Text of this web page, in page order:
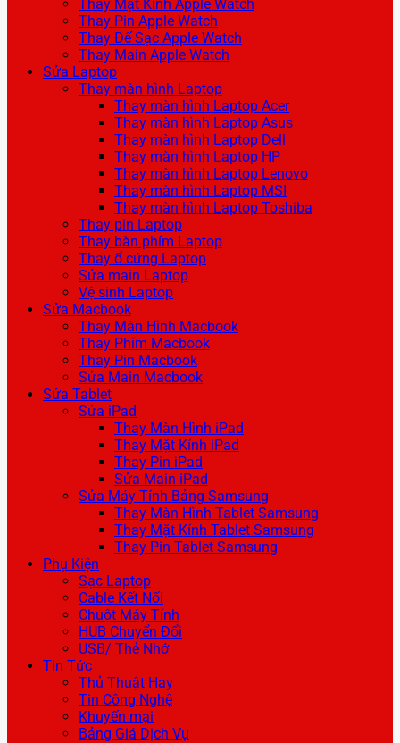
Thay Mặt Kính Apple Watch
Thay Pin Apple Watch
Thay Đế Sạc Apple Watch
Thay Main Apple Watch
Sửa Laptop
Thay màn hình Laptop
Thay màn hình Laptop Acer
Thay màn hình Laptop Asus
Thay màn hình Laptop Dell
Thay màn hình Laptop HP
Thay màn hình Laptop Lenovo
Thay màn hình Laptop MSI
Thay màn hình Laptop Toshiba
Thay pin Laptop
Thay bàn phím Laptop
Thay ổ cứng Laptop
Sửa main Laptop
Vệ sinh Laptop
Sửa Macbook
Thay Màn Hình Macbook
Thay Phím Macbook
Thay Pin Macbook
Sửa Main Macbook
Sửa Tablet
Sửa iPad
Thay Màn Hình iPad
Thay Mặt Kính iPad
Thay Pin iPad
Sửa Main iPad
Sửa Máy Tính Bảng Samsung
Thay Màn Hình Tablet Samsung
Thay Mặt Kính Tablet Samsung
Thay Pin Tablet Samsung
Phụ Kiện
Sạc Laptop
Cable Kết Nối
Chuột Máy Tính
HUB Chuyển Đổi
USB/ Thẻ Nhớ
Tin Tức
Thủ Thuật Hay
Tin Công Nghệ
Khuyến mại
Bảng Giá Dịch Vụ